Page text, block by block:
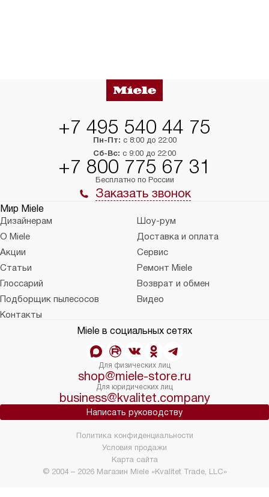
+7 495 540 44 75
Пн-Пт: с 8:00 до 22:00
Сб-Вс: с 9:00 до 22:00
+7 800 775 67 31
Бесплатно по России
Заказать звонок
Мир Miele
Дизайнерам
Шоу-рум
О Miele
Доставка и оплата
Акции
Сервис
Статьи
Ремонт Miele
Глоссарий
Возврат и обмен
Подборщик пылесосов
Видео
Контакты
Miele в социальных сетях
Для физических лиц
shop@miele-store.ru
Для юридических лиц
business@kvalitet.company
Написать руководству
© 2004 – 2026 Магазин Miele «Kvalitet Trade, LLC»
Политика конфиденциальности
Условия продажи
Карта сайта